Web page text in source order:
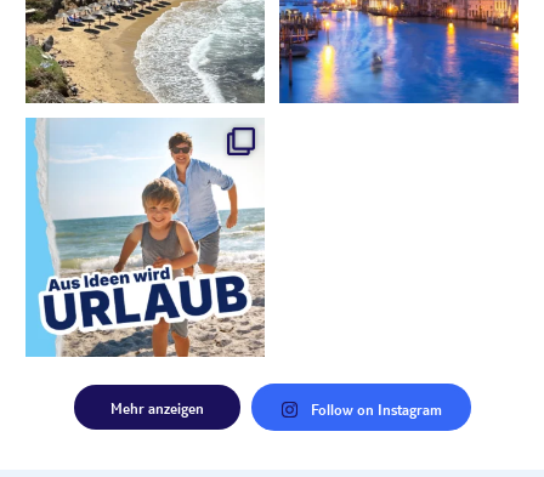
Das Schönste an guten Ideen? Sie wahr
werden zu...
0
Mehr anzeigen Follow on Instagram